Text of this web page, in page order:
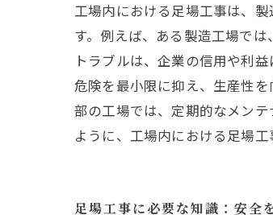
工場内における足場工事は、
す。例えば、ある製造工場で
トラブルは、企業の信用や利
危険を最小限に抑え、生産性
部の工場では、定期的なメン
ように、工場内における足場
足場工事に必要な知識：安全